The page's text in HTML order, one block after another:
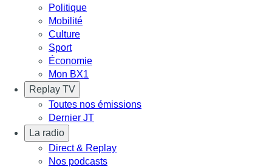
Politique
Mobilité
Culture
Sport
Économie
Mon BX1
Replay TV
Toutes nos émissions
Dernier JT
La radio
Direct & Replay
Nos podcasts